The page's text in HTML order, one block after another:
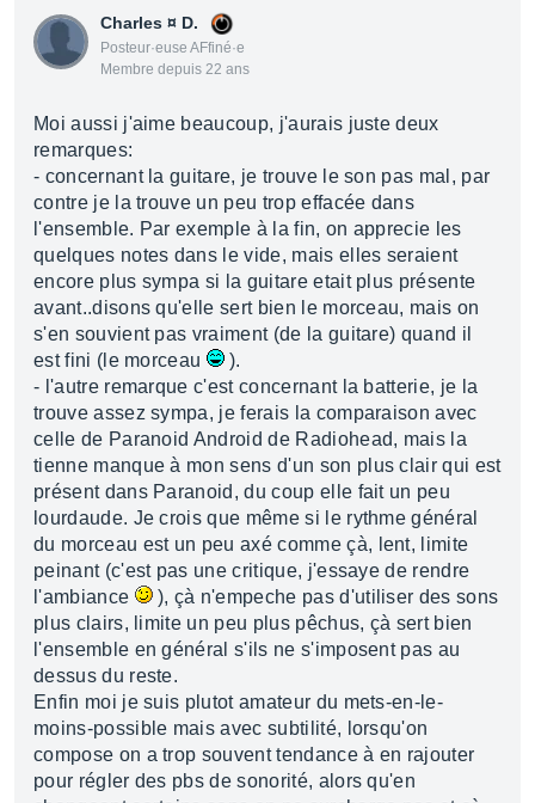
Charles ¤ D.
Posteur·euse AFfiné·e
Membre depuis 22 ans
Moi aussi j'aime beaucoup, j'aurais juste deux
remarques:
- concernant la guitare, je trouve le son pas mal, par
contre je la trouve un peu trop effacée dans
l'ensemble. Par exemple à la fin, on apprecie les
quelques notes dans le vide, mais elles seraient
encore plus sympa si la guitare etait plus présente
avant..disons qu'elle sert bien le morceau, mais on
s'en souvient pas vraiment (de la guitare) quand il
est fini (le morceau
).
- l'autre remarque c'est concernant la batterie, je la
trouve assez sympa, je ferais la comparaison avec
celle de Paranoid Android de Radiohead, mais la
tienne manque à mon sens d'un son plus clair qui est
présent dans Paranoid, du coup elle fait un peu
lourdaude. Je crois que même si le rythme général
du morceau est un peu axé comme çà, lent, limite
peinant (c'est pas une critique, j'essaye de rendre
l'ambiance
), çà n'empeche pas d'utiliser des sons
plus clairs, limite un peu plus pêchus, çà sert bien
l'ensemble en général s'ils ne s'imposent pas au
dessus du reste.
Enfin moi je suis plutot amateur du mets-en-le-
moins-possible mais avec subtilité, lorsqu'on
compose on a trop souvent tendance à en rajouter
pour régler des pbs de sonorité, alors qu'en